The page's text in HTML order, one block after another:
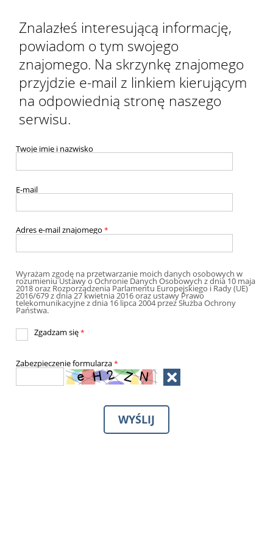
Znalazłeś interesującą informację,
powiadom o tym swojego
znajomego. Na skrzynkę znajomego
przyjdzie e-mail z linkiem kierującym
na odpowiednią stronę naszego
serwisu.
Twoje imię i nazwisko
E-mail
Adres e-mail znajomego *
Wyrażam zgodę na przetwarzanie moich danych osobowych w
rozumieniu Ustawy o Ochronie Danych Osobowych z dnia 10 maja
2018 oraz Rozporządzenia Parlamentu Europejskiego i Rady (UE)
2016/679 z dnia 27 kwietnia 2016 oraz ustawy Prawo
telekomunikacyjne z dnia 16 lipca 2004 przez Służba Ochrony
Państwa.
Zgadzam się *
Zabezpieczenie formularza *